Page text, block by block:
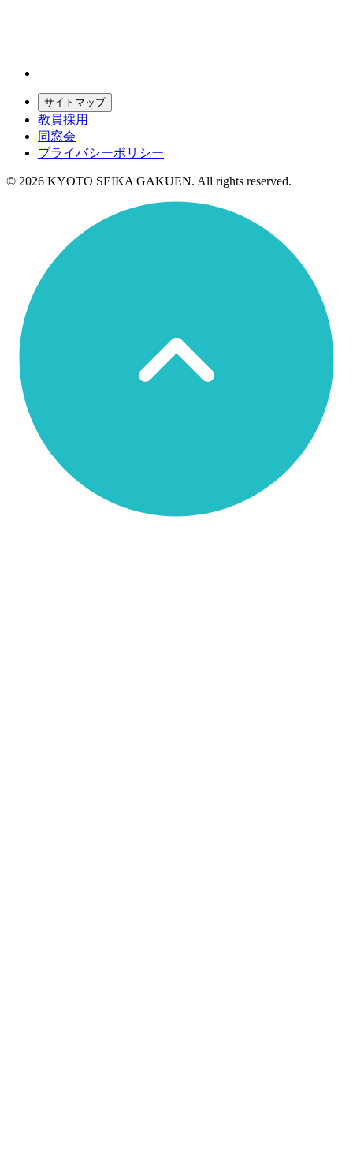
サイトマップ
教員採用
同窓会
プライバシーポリシー
© 2026 KYOTO SEIKA GAKUEN. All rights reserved.